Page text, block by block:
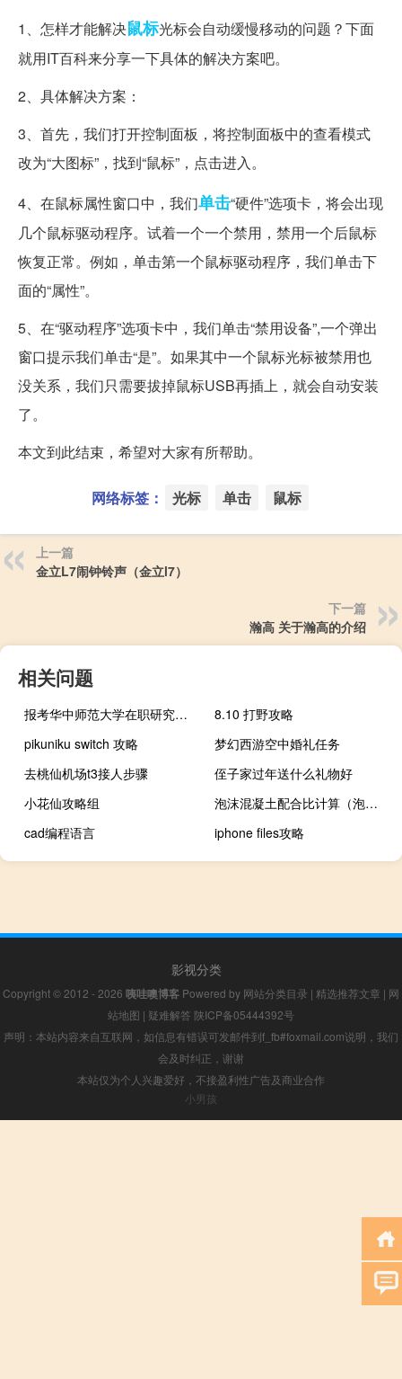
1、怎样才能解决鼠标光标会自动缓慢移动的问题？下面
就用IT百科来分享一下具体的解决方案吧。
2、具体解决方案：
3、首先，我们打开控制面板，将控制面板中的查看模式
改为“大图标”，找到“鼠标”，点击进入。
4、在鼠标属性窗口中，我们单击“硬件”选项卡，将会出现
几个鼠标驱动程序。试着一个一个禁用，禁用一个后鼠标
恢复正常。例如，单击第一个鼠标驱动程序，我们单击下
面的“属性”。
5、在“驱动程序”选项卡中，我们单击“禁用设备”,一个弹出
窗口提示我们单击“是”。如果其中一个鼠标光标被禁用也
没关系，我们只需要拔掉鼠标USB再插上，就会自动安装
了。
本文到此结束，希望对大家有所帮助。
网络标签： 光标 单击 鼠标
上一篇
金立L7闹钟铃声（金立l7）
下一篇
瀚高 关于瀚高的介绍
相关问题
报考华中师范大学在职研究生不参加入学考试可以入学吗
8.10 打野攻略
pikuniku switch 攻略
梦幻西游空中婚礼任务
去桃仙机场t3接人步骤
侄子家过年送什么礼物好
小花仙攻略组
泡沫混凝土配合比计算（泡沫混凝土配合比）
cad编程语言
iphone files攻略
影视分类
Copyright © 2012 - 2026 咦哇噢博客 Powered by 网站分类目录 | 精选推荐文章 | 网
站地图 | 疑难解答 陕ICP备05444392号
声明：本站内容来自互联网，如信息有错误可发邮件到f_fb#foxmail.com说明，我们
会及时纠正，谢谢
本站仅为个人兴趣爱好，不接盈利性广告及商业合作
小男孩